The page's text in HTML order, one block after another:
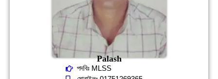
Palash
পদবিঃ MLSS